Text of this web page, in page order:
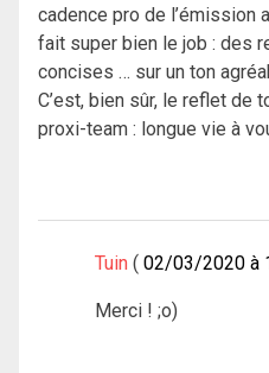
cadence pro de l’émission
fait super bien le job : des
concises … sur un ton
C’est, bien sûr, le reflet
proxi-team : longue vie à
Tuin 02/03/2020 à
Merci ! ;o)